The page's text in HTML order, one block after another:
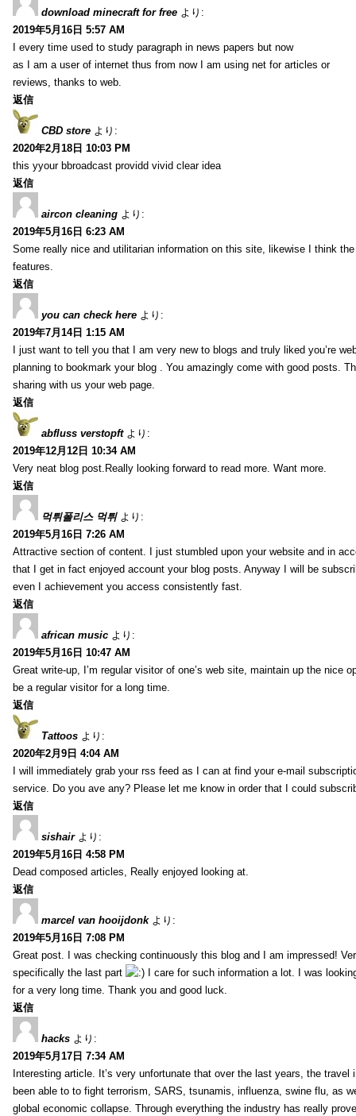
download minecraft for free より:
2019年5月16日 5:57 AM
I every time used to study paragraph in news papers but now
as I am a user of internet thus from now I am using net for articles or
reviews, thanks to web.
返信
CBD store より:
2020年2月18日 10:03 PM
this yyour bbroadcast providd vivid clear idea
返信
aircon cleaning より:
2019年5月16日 6:23 AM
Some really nice and utilitarian information on this site, likewise I think
features.
返信
you can check here より:
2019年7月14日 1:15 AM
I just want to tell you that I am very new to blogs and truly liked you’re
planning to bookmark your blog . You amazingly come with good posts.
sharing with us your web page.
返信
abfluss verstopft より:
2019年12月12日 10:34 AM
Very neat blog post.Really looking forward to read more. Want more.
返信
먹튀폴리스 먹튀 より:
2019年5月16日 7:26 AM
Attractive section of content. I just stumbled upon your website and in
that I get in fact enjoyed account your blog posts. Anyway I will be
even I achievement you access consistently fast.
返信
african music より:
2019年5月16日 10:47 AM
Great write-up, I’m regular visitor of one’s web site, maintain up the nice
be a regular visitor for a long time.
返信
Tattoos より:
2020年2月9日 4:04 AM
I will immediately grab your rss feed as I can at find your e-mail
service. Do you ave any? Please let me know in order that I could
返信
sishair より:
2019年5月16日 4:58 PM
Dead composed articles, Really enjoyed looking at.
返信
marcel van hooijdonk より:
2019年5月16日 7:08 PM
Great post. I was checking continuously this blog and I am impressed!
specifically the last part
I care for such information a lot. I was
for a very long time. Thank you and good luck.
返信
hacks より:
2019年5月17日 7:34 AM
Interesting article. It’s very unfortunate that over the last years, the travel
been able to to fight terrorism, SARS, tsunamis, influenza, swine flu, as
global economic collapse. Through everything the industry has really